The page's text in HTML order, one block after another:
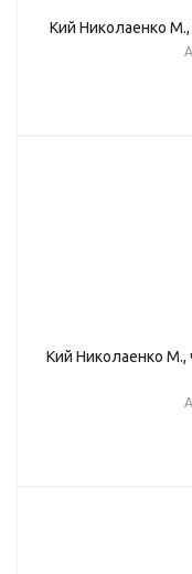
Кий Николаенко
Кий Николаенко М.,